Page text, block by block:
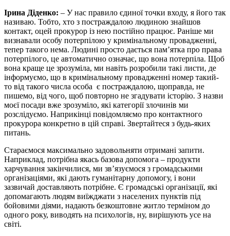
Ірина Діденко: – У нас правило єдиної точки входу, я його так
називаю. Тобто, хто з постраждалою людиною знайшов
контакт, оцей прокурор із нею постійно працює. Раніше ми
визнавали особу потерпілою у кримінальному провадженні,
тепер такого нема. Людині просто дається пам’ятка про права
потерпілого, це автоматично означає, що вона потерпіла. Щоб
вона краще це зрозуміла, ми навіть розробили такі листи, де
інформуємо, що в кримінальному провадженні номер такий-
то від такого числа особа є постраждалою, щоправда, не
пишемо, від чого, щоб повторно не згадувати історію. З назви
моєї посади вже зрозуміло, які категорії злочинів ми
розслідуємо. Наприкінці повідомляємо про контактного
прокурора конкретно в цій справі. Звертайтеся з будь-яких
питань.
Стараємося максимально задовольняти отримані запити.
Наприклад, потрібна якась базова допомога – продукти
харчування закінчилися, ми зв’язуємося з громадськими
організаціями, які дають гуманітарну допомогу, і вони
зазвичай доставляють потрібне. Є громадські організації, які
допомагають людям виїжджати з населених пунктів під
бойовими діями, надають безкоштовне житло терміном до
одного року, виводять на психологів, ну, вирішують усе на
світі.